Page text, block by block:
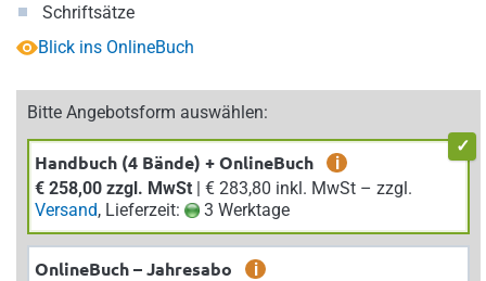
Schriftsätze
Blick ins OnlineBuch
Bitte Angebotsform auswählen:
Handbuch (4 Bände) + OnlineBuch
i
€ 258,00 zzgl. MwSt
| € 283,80 inkl. MwSt – zzgl.
Versand, Lieferzeit: 3 Werktage
OnlineBuch – Jahresabo
i